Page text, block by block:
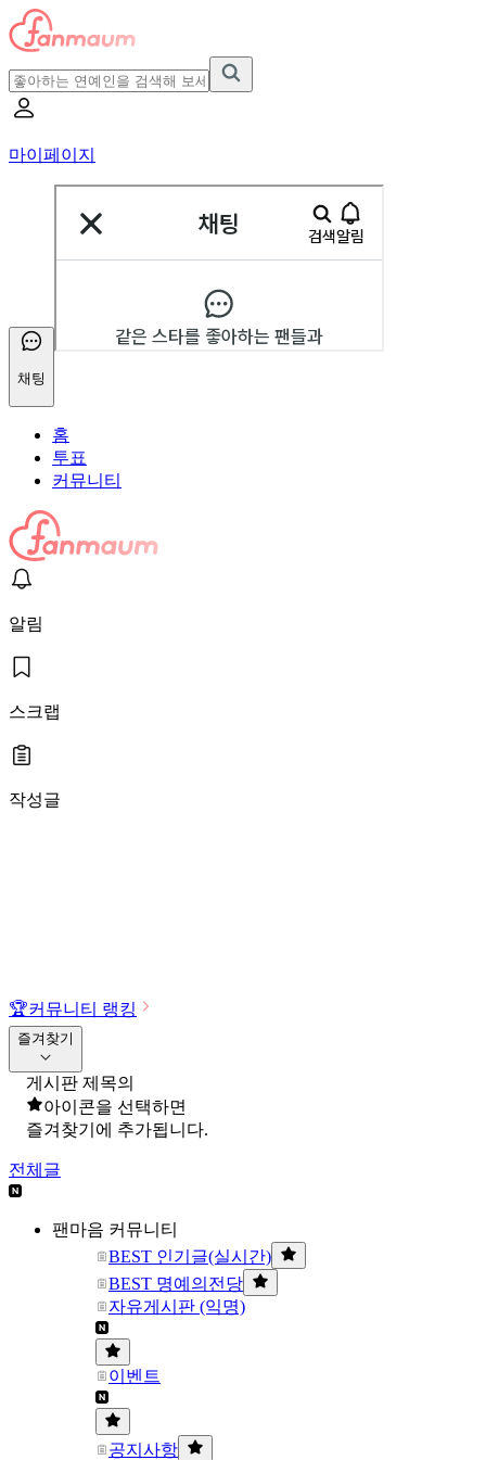
마이페이지
채팅
홈
투표
커뮤니티
알림
스크랩
작성글
🏆커뮤니티 랭킹
즐겨찾기
게시판 제목의
아이콘을 선택하면
즐겨찾기에 추가됩니다.
전체글
팬마음 커뮤니티
BEST 인기글(실시간)
BEST 명예의전당
자유게시판 (익명)
이벤트
공지사항